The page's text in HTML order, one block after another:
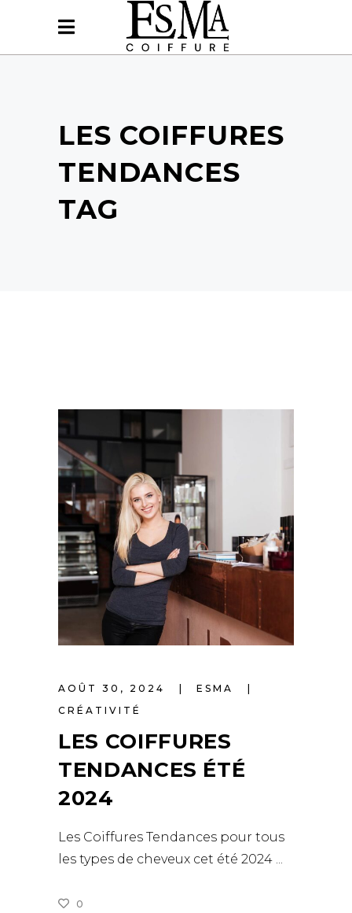
LES COIFFURES
TENDANCES
TAG
AOÛT 30, 2024
ESMA
CRÉATIVITÉ
LES COIFFURES
TENDANCES ÉTÉ
2024
Les Coiffures Tendances pour tous
les types de cheveux cet été 2024
0